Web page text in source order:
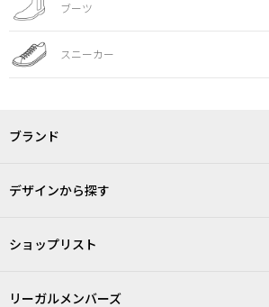
ブーツ
スニーカー
ブランド
デザインから探す
ショップリスト
リーガルメンバーズ